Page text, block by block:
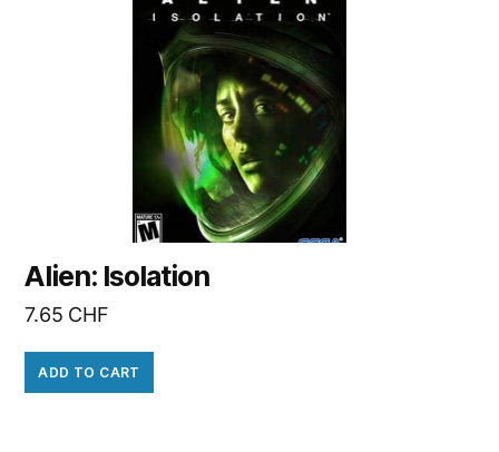
Alien: Isolation
7.65 CHF
ADD TO CART